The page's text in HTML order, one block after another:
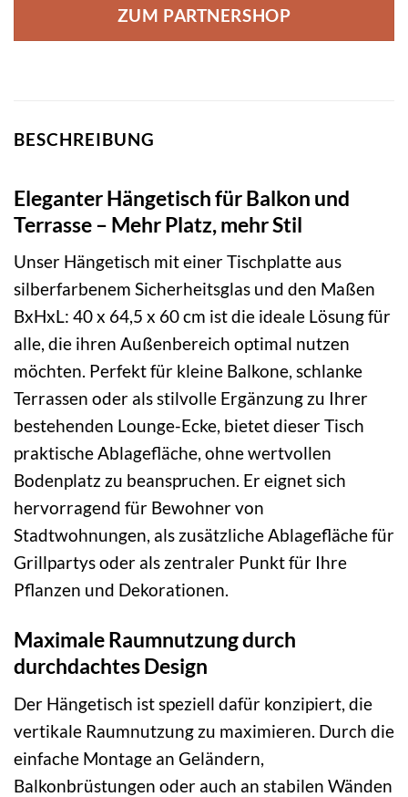
ZUM PARTNERSHOP
BESCHREIBUNG
Eleganter Hängetisch für Balkon und
Terrasse – Mehr Platz, mehr Stil
Unser Hängetisch mit einer Tischplatte aus
silberfarbenem Sicherheitsglas und den Maßen
BxHxL: 40 x 64,5 x 60 cm ist die ideale Lösung für
alle, die ihren Außenbereich optimal nutzen
möchten. Perfekt für kleine Balkone, schlanke
Terrassen oder als stilvolle Ergänzung zu Ihrer
bestehenden Lounge-Ecke, bietet dieser Tisch
praktische Ablagefläche, ohne wertvollen
Bodenplatz zu beanspruchen. Er eignet sich
hervorragend für Bewohner von
Stadtwohnungen, als zusätzliche Ablagefläche für
Grillpartys oder als zentraler Punkt für Ihre
Pflanzen und Dekorationen.
Maximale Raumnutzung durch
durchdachtes Design
Der Hängetisch ist speziell dafür konzipiert, die
vertikale Raumnutzung zu maximieren. Durch die
einfache Montage an Geländern,
Balkonbrüstungen oder auch an stabilen Wänden